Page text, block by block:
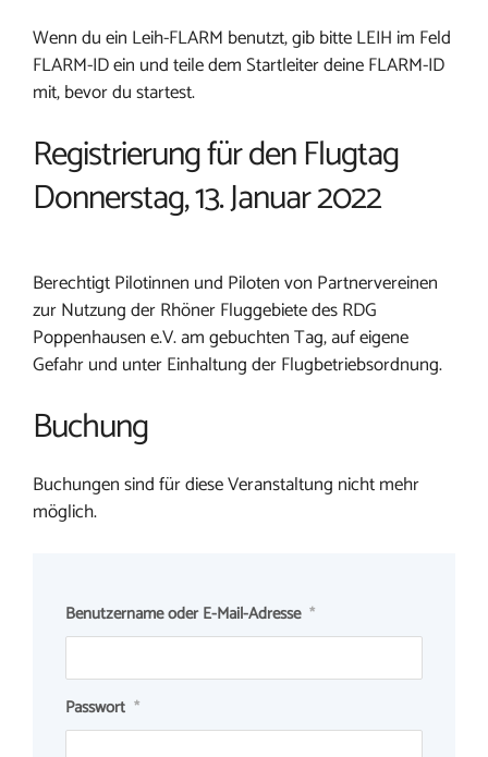
Wenn du ein Leih-FLARM benutzt, gib bitte LEIH im Feld
FLARM-ID ein und teile dem Startleiter deine FLARM-ID
mit, bevor du startest.
Registrierung für den Flugtag
Donnerstag, 13. Januar 2022
Berechtigt Pilotinnen und Piloten von Partnervereinen
zur Nutzung der Rhöner Fluggebiete des RDG
Poppenhausen e.V. am gebuchten Tag, auf eigene
Gefahr und unter Einhaltung der Flugbetriebsordnung.
Buchung
Buchungen sind für diese Veranstaltung nicht mehr
möglich.
Benutzername oder E-Mail-Adresse *
Passwort *